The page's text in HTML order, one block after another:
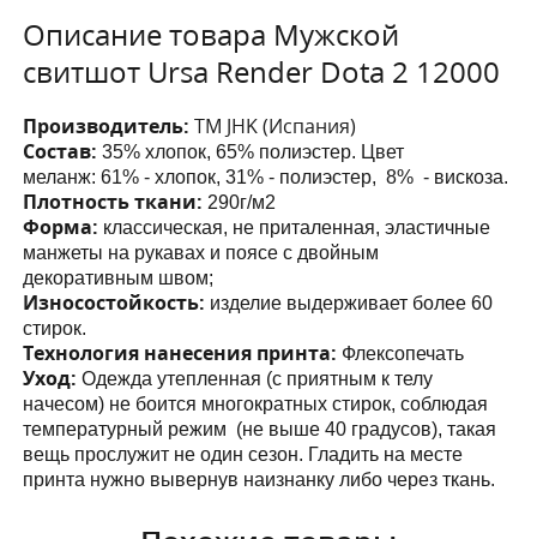
Описание товара Мужской
свитшот Ursa Render Dota 2 12000
Производитель:ТМ JHK (Испания)
Состав: 35% хлопок, 65% полиэстер. Цвет
меланж:61% - хлопок, 31% - полиэстер, 8% - вискоза.
Плотность ткани: 290г/м2
Форма: классическая, не приталенная,эластичные
манжеты на рукавах и поясе с двойным
декоративным швом;
Износостойкость: изделие выдерживает более 60
стирок.
Технология нанесения принта: Флексопечать
Уход: Одежда утепленная (с приятным к телу
начесом) не боится многократных стирок, соблюдая
температурный режим (не выше 40 градусов), такая
вещь прослужит не один сезон. Гладить на месте
принта нужно вывернув наизнанку либо через ткань.